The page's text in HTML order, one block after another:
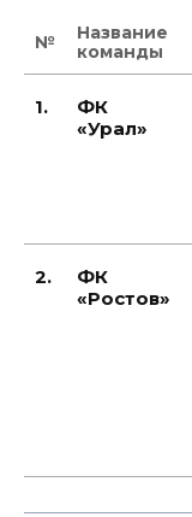
№
Название
команды
1.
ФК
«Урал»
2.
ФК
«Ростов»